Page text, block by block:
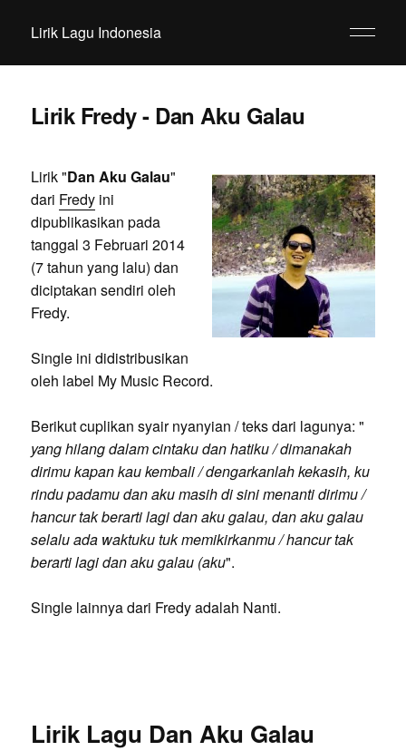
Lirik Lagu Indonesia
Lirik Fredy - Dan Aku Galau
Lirik "Dan Aku Galau"
dari Fredyini
dipublikasikan pada
tanggal 3 Februari 2014
(7 tahun yang lalu) dan
diciptakan sendiri oleh
Fredy.
Single ini didistribusikan
oleh label My Music Record.
Berikut cuplikan syair nyanyian / teks dari lagunya: "
yang hilang dalam cintaku dan hatiku / dimanakah
dirimu kapan kau kembali / dengarkanlah kekasih, ku
rindu padamu dan aku masih di sini menanti dirimu /
hancur tak berarti lagi dan aku galau, dan aku galau
selalu ada waktuku tuk memikirkanmu / hancur tak
berarti lagi dan aku galau (aku".
Single lainnya dari Fredy adalah Nanti.
Lirik Lagu Dan Aku Galau